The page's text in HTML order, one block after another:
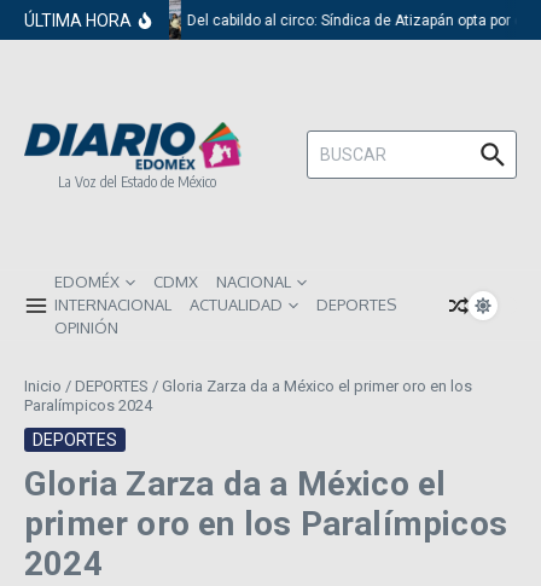
Saltar al contenido
ÚLTIMA HORA Del cabildo al circo: Síndica de Atizapán opta por el
La Voz del Estado de México
Buscar:
EDOMÉX CDMX
NACIONAL
INTERNACIONAL
ACTUALIDAD
DEPORTES
OPINIÓN
Inicio / DEPORTES / Gloria Zarza da a México el primer oro en los
Paralímpicos 2024
DEPORTES
Gloria Zarza da a México el
primer oro en los Paralímpicos
2024